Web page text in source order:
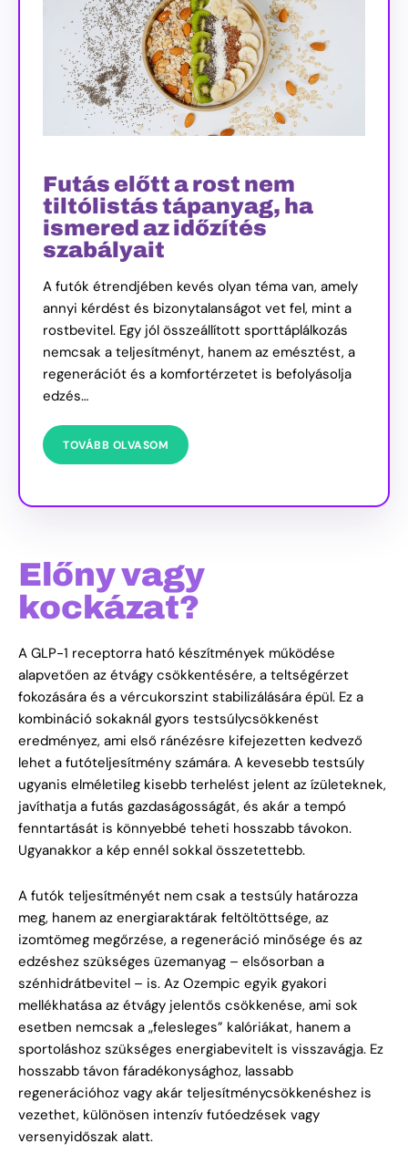
Futás előtt a rost nem
tiltólistás tápanyag, ha
ismered az időzítés
szabályait
A futók étrendjében kevés olyan téma van, amely
annyi kérdést és bizonytalanságot vet fel, mint a
rostbevitel. Egy jól összeállított sporttáplálkozás
nemcsak a teljesítményt, hanem az emésztést, a
regenerációt és a komfortérzetet is befolyásolja
edzés…
TOVÁBB OLVASOM
Előny vagy
kockázat?
A GLP-1 receptorra ható készítmények működése
alapvetően az étvágy csökkentésére, a teltségérzet
fokozására és a vércukorszint stabilizálására épül. Ez a
kombináció sokaknál gyors testsúlycsökkenést
eredményez, ami első ránézésre kifejezetten kedvező
lehet a futóteljesítmény számára. A kevesebb testsúly
ugyanis elméletileg kisebb terhelést jelent az ízületeknek,
javíthatja a futás gazdaságosságát, és akár a tempó
fenntartását is könnyebbé teheti hosszabb távokon.
Ugyanakkor a kép ennél sokkal összetettebb.
A futók teljesítményét nem csak a testsúly határozza
meg, hanem az energiaraktárak feltöltöttsége, az
izomtömeg megőrzése, a regeneráció minősége és az
edzéshez szükséges üzemanyag – elsősorban a
szénhidrátbevitel – is. Az Ozempic egyik gyakori
mellékhatása az étvágy jelentős csökkenése, ami sok
esetben nemcsak a „felesleges” kalóriákat, hanem a
sportoláshoz szükséges energiabevitelt is visszavágja. Ez
hosszabb távon fáradékonysághoz, lassabb
regenerációhoz vagy akár teljesítménycsökkenéshez is
vezethet, különösen intenzív futóedzések vagy
versenyidőszak alatt.